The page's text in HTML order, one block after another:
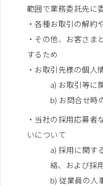
範囲で業務委託先に
・各種お取引の解約
・その他、お客さま
するため
・お取引先様の個人
a) お取引等に
b) お問合せ時
・当社の採用応募者
いについて
a) 採用に関す
絡、および採
b) 従業員の人